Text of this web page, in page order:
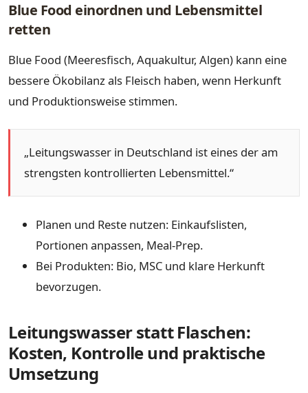
Blue Food einordnen und Lebensmittel
retten
Blue Food (Meeresfisch, Aquakultur, Algen) kann eine
bessere Ökobilanz als Fleisch haben, wenn Herkunft
und Produktionsweise stimmen.
„Leitungswasser in Deutschland ist eines der am
strengsten kontrollierten Lebensmittel.“
Planen und Reste nutzen: Einkaufslisten,
Portionen anpassen, Meal-Prep.
Bei Produkten: Bio, MSC und klare Herkunft
bevorzugen.
Leitungswasser statt Flaschen:
Kosten, Kontrolle und praktische
Umsetzung